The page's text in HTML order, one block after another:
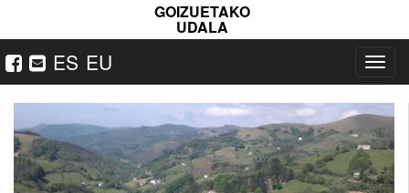
GOIZUETAKO
UDALA
ES EU
ireki